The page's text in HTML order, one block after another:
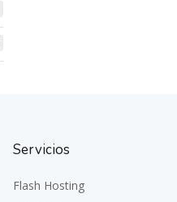
Servicios
Flash Hosting